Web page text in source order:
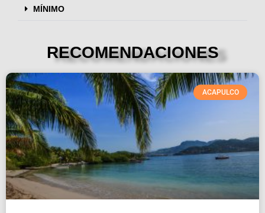
MÍNIMO
RECOMENDACIONES
ACAPULCO